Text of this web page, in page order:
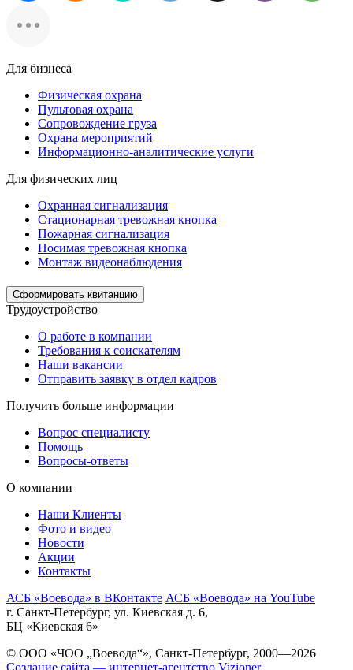
Для бизнеса
Физическая охрана
Пультовая охрана
Сопровождение груза
Охрана мероприятий
Информационно-аналитические услуги
Для физических лиц
Охранная сигнализация
Стационарная тревожная кнопка
Пожарная сигнализация
Носимая тревожная кнопка
Монтаж видеонаблюдения
Сформировать квитанцию
Трудоустройство
О работе в компании
Требования к соискателям
Наши вакансии
Отправить заявку в отдел кадров
Получить больше информации
Вопрос специалисту
Помощь
Вопросы-ответы
О компании
Наши Клиенты
Фото и видео
Новости
Акции
Контакты
АСБ «Воевода» в ВКонтакте АСБ «Воевода» на YouTube
г. Санкт-Петербург, ул. Киевская д. 6,
БЦ «Киевская 6»
© ООО «ЧОО „Воевода“», Санкт-Петербург, 2000—2026
Создание сайта — интернет-агентство Vizioner